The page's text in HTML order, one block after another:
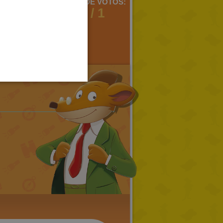
MEDIA DE VOTOS:
1 / 1
TURKISH
GREEK
CATALAN